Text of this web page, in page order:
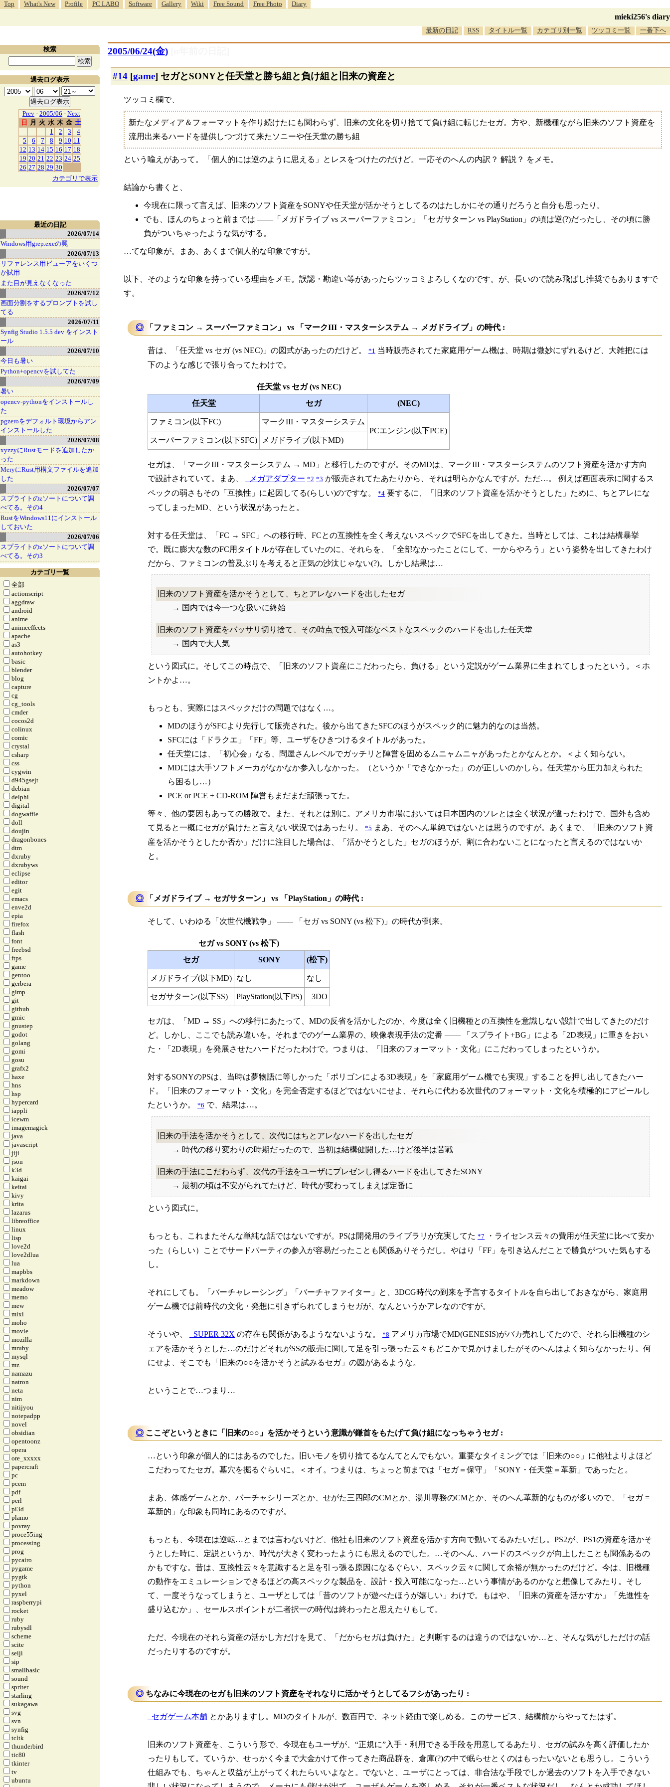
Top What's New Profile PC LABO Software Gallery Wiki Free Sound Free Photo Diary
mieki256's diary
最新の日記 RSS タイトル一覧 カテゴリ別一覧 ツッコミ一覧 一番下へ
2005/06/24(金)
#14[game] セガとSONYと任天堂と勝ち組と負け組と旧来の資産と
ツッコミ欄で、
新たなメディア＆フォーマットを作り続けたにも関わらず、旧来の文化を切り捨てて負け組に転じたセガ。方や、新機種ながら旧来のソフト資産を
流用出来るハードを提供しつづけて来たソニーや任天堂の勝ち組
という喩えがあって。「個人的には逆のように思える」とレスをつけたのだけど。一応そのへんの内訳？ 解説？ をメモ。
結論から書くと、
今現在に限って言えば、旧来のソフト資産をSONYや任天堂が活かそうとしてるのはたしかにその通りだろうと自分も思ったり。
でも、ほんのちょっと前までは ――「メガドライブ vs スーパーファミコン」「セガサターン vs PlayStation」の頃は逆(?)だったし、その頃に勝
負がついちゃったような気がする。
…てな印象が。まあ、あくまで個人的な印象ですが。
以下、そのような印象を持っている理由をメモ。誤認・勘違い等があったらツッコミよろしくなのです。が、長いので読み飛ばし推奨でもありますで
す。
◎ 「ファミコン → スーパーファミコン」 vs 「マークIII・マスターシステム → メガドライブ」の時代 :
昔は、「任天堂 vs セガ (vs NEC)」の図式があったのだけど。 *1 当時販売されてた家庭用ゲーム機は、時期は微妙にずれるけど、大雑把には
下のような感じで張り合ってたわけで。
任天堂 vs セガ (vs NEC)
任天堂
セガ (NEC)
ファミコン(以下FC)
マークIII・マスターシステム
PCエンジン(以下PCE)
スーパーファミコン(以下SFC)
メガドライブ(以下MD)
セガは、「マークIII・マスターシステム → MD」と移行したのですが。そのMDは、マークIII・マスターシステムのソフト資産を活かす方向
で設計されていて。まあ、
メガアダプター *2 *3 が販売されてたあたりから、それは明らかなんですが。ただ…。 例えば画面表示に関するス
ペックの弱さもその「互換性」に起因してる(らしい)のですな。 *4 要するに、「旧来のソフト資産を活かそうとした」ために、ちとアレにな
ってしまったMD、という状況があったと。
対する任天堂は、「FC → SFC」への移行時、FCとの互換性を全く考えないスペックでSFCを出してきた。当時としては、これは結構暴挙
で。既に膨大な数のFC用タイトルが存在していたのに、それらを、「全部なかったことにして、一からやろう」という姿勢を出してきたわけ
だから、ファミコンの普及ぶりを考えると正気の沙汰じゃない(?)。しかし結果は…
旧来のソフト資産を活かそうとして、ちとアレなハードを出したセガ
→ 国内では今一つな扱いに終始
旧来のソフト資産をバッサリ切り捨て、その時点で投入可能なベストなスペックのハードを出した任天堂
→ 国内で大人気
という図式に。そしてこの時点で、「旧来のソフト資産にこだわったら、負ける」という定説がゲーム業界に生まれてしまったという。＜ホ
ントかよ…。
もっとも、実際にはスペックだけの問題ではなく…。
MDのほうがSFCより先行して販売された。後から出てきたSFCのほうがスペック的に魅力的なのは当然。
SFCには「ドラクエ」「FF」等、ユーザをひきつけるタイトルがあった。
任天堂には、「初心会」なる、問屋さんレベルでガッチリと陣営を固めるムニャムニャがあったとかなんとか。＜よく知らない。
MDには大手ソフトメーカがなかなか参入しなかった。（というか「できなかった」のが正しいのかしら。任天堂から圧力加えられた
ら困るし…）
PCE or PCE + CD-ROM 陣営もまだまだ頑張ってた。
等々、他の要因もあっての勝敗で。また、それとは別に。アメリカ市場においては日本国内のソレとは全く状況が違ったわけで、国外も含め
て見ると一概にセガが負けたと言えない状況ではあったり。 *5 まあ、そのへん単純ではないとは思うのですが。あくまで、「旧来のソフト資
産を活かそうとしたか否か」だけに注目した場合は、「活かそうとした」セガのほうが、割に合わないことになったと言えるのではないか
と。
◎ 「メガドライブ → セガサターン」 vs 「PlayStation」の時代 :
そして、いわゆる「次世代機戦争」 ―― 「セガ vs SONY (vs 松下)」の時代が到来。
セガ vs SONY (vs 松下)
セガ
SONY (松下)
メガドライブ(以下MD) なし なし
セガサターン(以下SS) PlayStation(以下PS) 3DO
セガは、「MD → SS」への移行にあたって、MDの反省を活かしたのか、今度は全く旧機種との互換性を意識しない設計で出してきたのだけ
ど。しかし、ここでも読み違いを。それまでのゲーム業界の、映像表現手法の定番 ―― 「スプライト+BG」による「2D表現」に重きをおい
た・「2D表現」を発展させたハードだったわけで。つまりは、「旧来のフォーマット・文化」にこだわってしまったというか。
対するSONYのPSは、当時は夢物語に等しかった「ポリゴンによる3D表現」を「家庭用ゲーム機でも実現」することを押し出してきたハー
ド。「旧来のフォーマット・文化」を完全否定するほどではないにせよ、それらに代わる次世代のフォーマット・文化を積極的にアピールし
たというか。 *6 で、結果は…。
旧来の手法を活かそうとして、次代にはちとアレなハードを出したセガ
→ 時代の移り変わりの時期だったので、当初は結構健闘した…けど後半は苦戦
旧来の手法にこだわらず、次代の手法をユーザにプレゼンし得るハードを出してきたSONY
→ 最初の頃は不安がられてたけど、時代が変わってしまえば定番に
という図式に。
もっとも、これまたそんな単純な話ではないですが。PSは開発用のライブラリが充実してた *7
・ライセンス云々の費用が任天堂に比べて安か
った（らしい）ことでサードパーティの参入が容易だったことも関係ありそうだし。やはり「FF」を引き込んだことで勝負がついた気もする
し。
それにしても。「バーチャレーシング」「バーチャファイター」と、3DCG時代の到来を予言するタイトルを自ら出しておきながら、家庭用
ゲーム機では前時代の文化・発想に引きずられてしまうセガが、なんというかアレなのですが。
そういや、 SUPER 32X の存在も関係があるようなないような。 *8 アメリカ市場でMD(GENESIS)がバカ売れしてたので、それら旧機種のシ
ェアを活かそうとした…のだけどそれがSSの販売に関して足を引っ張った云々もどこかで見かけましたがそのへんはよく知らなかったり。何
にせよ、そこでも「旧来の○○を活かそうと試みるセガ」の図があるような。
ということで…つまり…
◎ ここぞというときに「旧来の○○」を活かそうという意識が鎌首をもたげて負け組になっちゃうセガ :
…という印象が個人的にはあるのでした。旧いモノを切り捨てるなんてとんでもない。重要なタイミングでは「旧来の○○」に他社よりよほど
こだわってたセガ。墓穴を掘るぐらいに。＜オイ。つまりは、ちょっと前までは「セガ＝保守」「SONY・任天堂＝革新」であったと。
まあ、体感ゲームとか、バーチャシリーズとか、せがた三四郎のCMとか、湯川専務のCMとか、そのへん革新的なものが多いので、「セガ =
革新的」な印象も同時にあるのですが。
もっとも、今現在は逆転…とまでは言わないけど、他社も旧来のソフト資産を活かす方向で動いてるみたいだし。PS2が、PS1の資産を活かそ
うとした時に、定説というか、時代が大きく変わったようにも思えるのでした。…そのへん、ハードのスペックが向上したことも関係あるの
かもですな。昔は、互換性云々を意識すると足を引っ張る原因になるぐらい、スペック云々に関して余裕が無かったのだけど。今は、旧機種
の動作をエミュレーションできるほどの高スペックな製品を、設計・投入可能になった…という事情があるのかなと想像してみたり。そし
て、一度そうなってしまうと、ユーザとしては「昔のソフトが遊べたほうが嬉しい」わけで。もはや、「旧来の資産を活かすか」「先進性を
盛り込むか」、セールスポイントが二者択一の時代は終わったと思えたりもして。
ただ、今現在のそれら資産の活かし方だけを見て、「だからセガは負けた」と判断するのは違うのではないか…と、そんな気がしただけの話
だったりするのですが。
◎ ちなみに今現在のセガも旧来のソフト資産をそれなりに活かそうとしてるフシがあったり :
セガゲーム本舗 とかありますし。MDのタイトルが、数百円で、ネット経由で楽しめる。このサービス、結構前からやってたはず。
旧来のソフト資産を、こういう形で、今現在もユーザが、“正規に”入手・利用できる手段を用意してるあたり、セガの試みを高く評価したか
ったりもして。ていうか、せっかく今まで大金かけて作ってきた商品群を、倉庫(?)の中で眠らせとくのはもったいないとも思うし。こういう
仕組みでも、ちゃんと収益が上がってくれたらいいよなと。でないと、ユーザにとっては、非合法な手段でしか過去のソフトを入手できない
最近の日記
2026/07/14
Windows用grep.exeの罠
2026/07/13
リファレンス用ビューアをいくつ
か試用
また目が見えなくなった
2026/07/12
画面分割をするプロンプトを試し
てる
2026/07/11
Synfig Studio 1.5.5 dev をインスト
ール
2026/07/10
今日も暑い
Python+opencvを試してた
2026/07/09
暑い
opencv-pythonをインストールし
た
pgzeroをデフォルト環境からアン
インストールした
2026/07/08
xyzzyにRustモードを追加したか
った
MeryにRust用構文ファイルを追加
した
2026/07/07
スプライトのzソートについて調
べてる。その4
RustをWindows11にインストール
しておいた
2026/07/06
スプライトのzソートについて調
べてる。その3
カテゴリ一覧
全部
actionscript
aggdraw
android
anime
animeeffects
apache
as3
autohotkey
basic
blender
blog
capture
cg
cg_tools
cmder
cocos2d
colinux
comic
crystal
csharp
css
cygwin
d945gsejt
debian
delphi
digital
dogwaffle
doll
doujin
dragonbones
dtm
dxruby
dxrubyws
eclipse
editor
egit
emacs
enve2d
epia
firefox
flash
font
freebsd
ftps
game
gentoo
gerbera
gimp
git
github
gmic
gnustep
godot
golang
gomi
gosu
grafx2
haxe
hns
hsp
hypercard
iappli
icewm
imagemagick
java
javascript
jiji
json
k3d
kaigai
keitai
kivy
krita
lazarus
libreoffice
linux
lisp
love2d
love2dlua
lua
mapbbs
markdown
meadow
memo
mew
mixi
moho
movie
mozilla
mruby
mysql
mz
namazu
natron
neta
nim
nitijyou
notepadpp
novel
obsidian
opentoonz
opera
ore_xxxxx
papercraft
pc
pcem
pdf
perl
pi3d
plamo
povray
proce55ing
processing
prog
pycairo
pygame
pygtk
python
pyxel
raspberrypi
rocket
ruby
rubysdl
scheme
scite
seiji
sip
smallbasic
sound
spriter
starling
sukagawa
svg
svn
synfig
tcltk
thunderbird
tic80
tkinter
tv
ubuntu
検索
過去ログ表示
Prev - 2005/06 - Next
日
月 火 水 木 金 土
1
2 3
4
5
6 7 8 9 10 11
12 13 14 15 16 17 18
19 20 21 22 23 24 25
26 27 28 29 30
カテゴリで表示